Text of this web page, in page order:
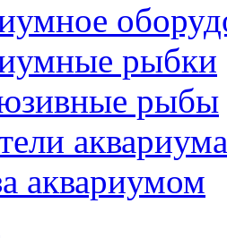
рыбки
рыбы
аквариума
аквариумом